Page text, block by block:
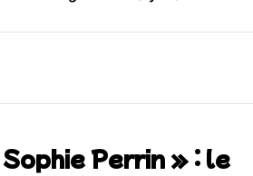
– Samedi 18 juillet (Vaulx-en-Velin)
Perrin » : le